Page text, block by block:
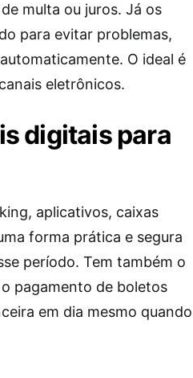
multa ou juros. Já os
para evitar problemas,
O ideal é
eletrônicos.
digitais para
aplicativos, caixas
forma prática e segura
período. Tem também o
pagamento de boletos
em dia mesmo quando